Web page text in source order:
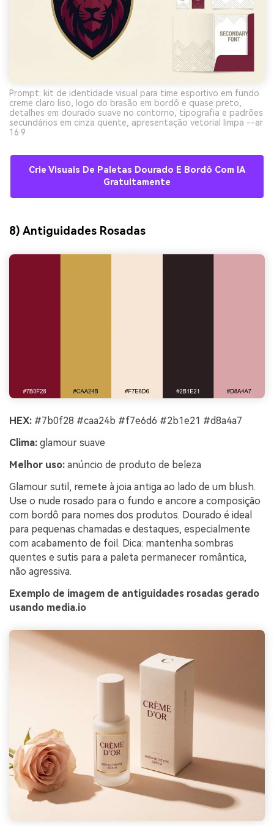
Prompt: kit de identidade visual para time esportivo em fundo
creme claro liso, logo do brasão em bordô e quase preto,
detalhes em dourado suave no contorno, tipografia e padrões
secundários em cinza quente, apresentação vetorial limpa --ar
16:9
Crie Visuais De Paletas Dourado E Bordô Com IA
Gratuitamente
8) Antiguidades Rosadas
HEX: #7b0f28 #caa24b #f7e6d6 #2b1e21 #d8a4a7
Clima: glamour suave
Melhor uso: anúncio de produto de beleza
Glamour sutil, remete à joia antiga ao lado de um blush.
Use o nude rosado para o fundo e ancore a composição
com bordô para nomes dos produtos. Dourado é ideal
para pequenas chamadas e destaques, especialmente
com acabamento de foil. Dica: mantenha sombras
quentes e sutis para a paleta permanecer romântica,
não agressiva.
Exemplo de imagem de antiguidades rosadas gerado
usando media.io